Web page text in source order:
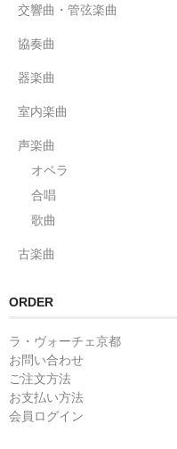
交響曲・管弦楽曲
協奏曲
器楽曲
室内楽曲
声楽曲
オペラ
合唱
歌曲
古楽曲
ORDER
ラ・ヴォーチェ京都
お問い合わせ
ご注文方法
お支払い方法
会員ログイン